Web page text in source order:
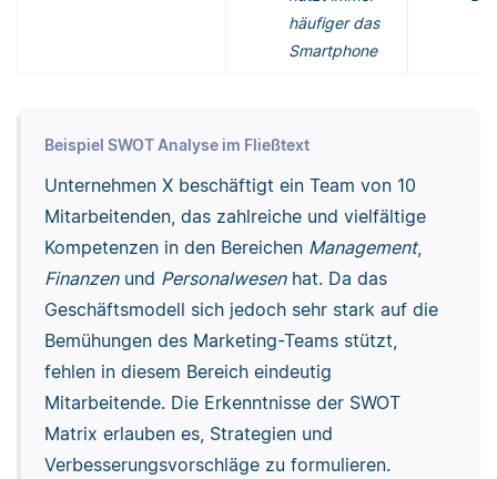
häufiger das
Smartphone
Beispiel SWOT Analyse im Fließtext
Unternehmen X beschäftigt ein Team von 10
Mitarbeitenden, das zahlreiche und vielfältige
Kompetenzen in den Bereichen Management,
Finanzenund Personalwesenhat. Da das
Geschäftsmodell sich jedoch sehr stark auf die
Bemühungen des Marketing-Teams stützt,
fehlen in diesem Bereich eindeutig
Mitarbeitende. Die Erkenntnisse der SWOT
Matrix erlauben es, Strategien und
Verbesserungsvorschläge zu formulieren.